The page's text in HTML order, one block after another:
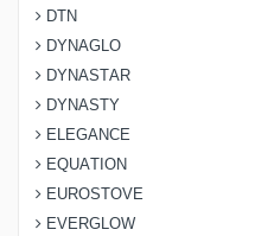
DTN
DYNAGLO
DYNASTAR
DYNASTY
ELEGANCE
EQUATION
EUROSTOVE
EVERGLOW